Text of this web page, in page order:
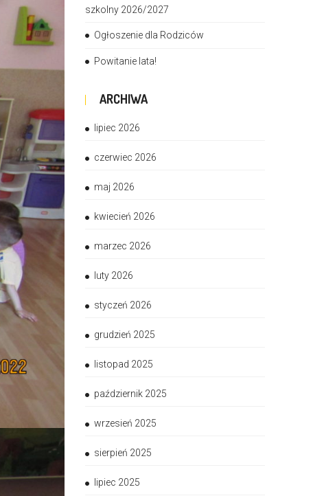
szkolny 2026/2027
Ogłoszenie dla Rodziców
Powitanie lata!
ARCHIWA
lipiec 2026
czerwiec 2026
maj 2026
kwiecień 2026
marzec 2026
luty 2026
styczeń 2026
grudzień 2025
listopad 2025
październik 2025
wrzesień 2025
sierpień 2025
lipiec 2025